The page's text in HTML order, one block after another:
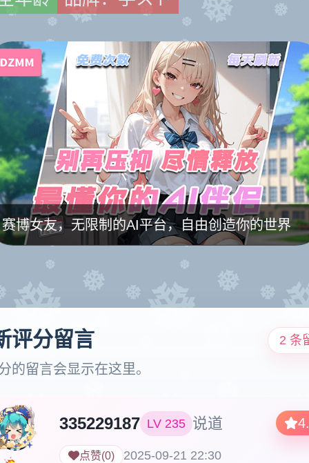
赛博女友，无限制的AI平台，自由创造你的世界
评分留言
的留言会显示在这里。
2 条
335229187 LV 235 说道
点赞(0) 2025-09-21 22:30